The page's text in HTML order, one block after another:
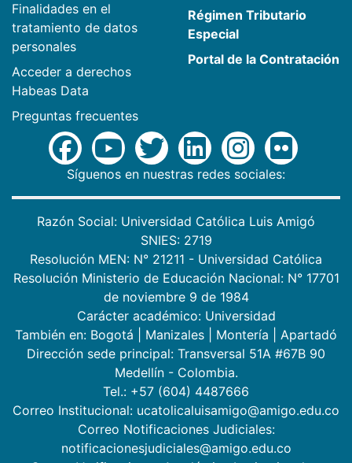
Finalidades en el
tratamiento de datos
personales
Acceder a derechos
Habeas Data
Preguntas frecuentes
Régimen Tributario
Especial
Portal de la Contratación
Síguenos en nuestras redes sociales:
Razón Social: Universidad Católica Luis Amigó
SNIES: 2719
Resolución MEN: N° 21211 - Universidad Católica
Resolución Ministerio de Educación Nacional: N° 17701
de noviembre 9 de 1984
Carácter académico: Universidad
También en: Bogotá Manizales Montería
Apartadó
Dirección sede principal: Transversal 51A #67B 90
Medellín - Colombia.
Tel.: +57 (604) 4487666
Correo Institucional: ucatolicaluisamigo@amigo.edu.co
Correo Notificaciones Judiciales:
notificacionesjudiciales@amigo.edu.co